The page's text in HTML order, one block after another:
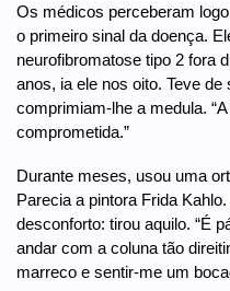
Os médicos perceberam
o primeiro sinal da doença.
neurofibromatose tipo 2 fora
anos, ia ele nos oito. Teve
comprimiam-lhe a medula.
comprometida.”
Durante meses, usou uma
Parecia a pintora Frida
desconforto: tirou aquilo. “É
andar com a coluna tão
marreco e sentir-me um